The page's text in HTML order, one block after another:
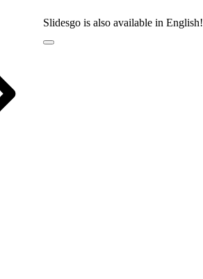
Slidesgo is also available in English!